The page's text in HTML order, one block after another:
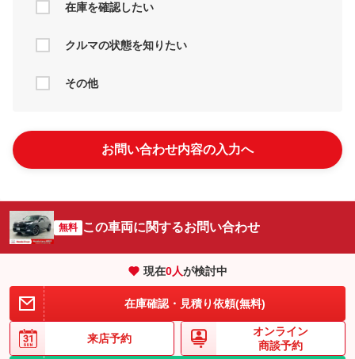
在庫を確認したい
クルマの状態を知りたい
その他
お問い合わせ内容の入力へ
無料 この車両に関するお問い合わせ
現在0人が検討中
在庫確認・見積り依頼(無料)
来店予約
オンライン
商談予約